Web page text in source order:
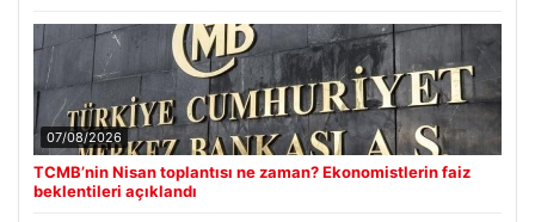
07/08/2026
TCMB’nin Nisan toplantısı ne zaman? Ekonomistlerin faiz
beklentileri açıklandı